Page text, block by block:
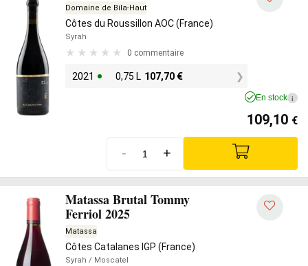
Domaine de Bila-Haut
Côtes du Roussillon AOC (France)
Syrah
0 commentaire
2021 0,75 L 107,70 €
En stock i
109,10 €
- +
Matassa Brutal Tommy
Ferriol 2025
Matassa
Côtes Catalanes IGP (France)
Syrah / Moscatel